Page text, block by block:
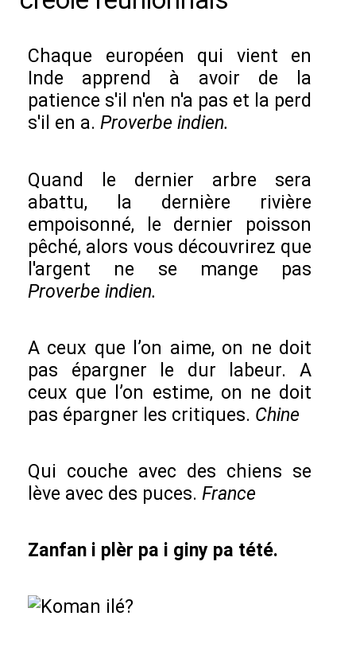
Chaque européen qui vient en
Inde apprend à avoir de la
patience s'il n'en n'a pas et la perd
s'il en a. Proverbe indien.
Quand le dernier arbre sera
abattu, la dernière rivière
empoisonné, le dernier poisson
pêché, alors vous découvrirez que
l'argent ne se mange pas
Proverbe indien.
A ceux que l’on aime, on ne doit
pas épargner le dur labeur. A
ceux que l’on estime, on ne doit
pas épargner les critiques. Chine
Qui couche avec des chiens se
lève avec des puces. France
Zanfan i plèr pa i giny pa tété.